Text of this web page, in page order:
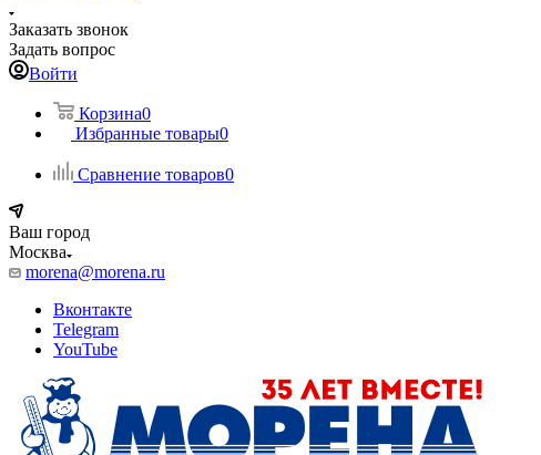
Заказать звонок
Задать вопрос
Войти
Корзина0
Избранные товары0
Сравнение товаров0
Ваш город
Москва
morena@morena.ru
Вконтакте
Telegram
YouTube